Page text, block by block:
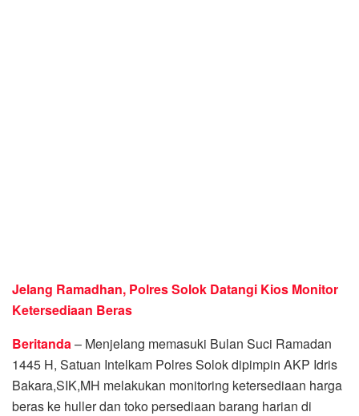
Jelang Ramadhan, Polres Solok Datangi Kios Monitor
Ketersediaan Beras
Beritanda– Menjelang memasuki Bulan Suci Ramadan
1445 H, Satuan Intelkam Polres Solok dipimpin AKP Idris
Bakara,SIK,MH melakukan monitoring ketersediaan harga
beras ke huller dan toko persediaan barang harian di